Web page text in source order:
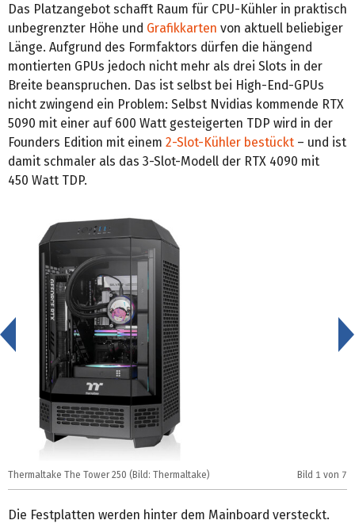
Das Platzangebot schafft Raum für CPU-Kühler in praktisch
unbegrenzter Höhe und Grafikkarten von aktuell beliebiger
Länge. Aufgrund des Formfaktors dürfen die hängend
montierten GPUs jedoch nicht mehr als drei Slots in der
Breite beanspruchen. Das ist selbst bei High-End-GPUs
nicht zwingend ein Problem: Selbst Nvidias kommende RTX
5090 mit einer auf 600 Watt gesteigerten TDP wird in der
Founders Edition mit einem 2-Slot-Kühler bestückt – und ist
damit schmaler als das 3-Slot-Modell der RTX 4090 mit
450 Watt TDP.
Thermaltake The Tower 250 (Bild: Thermaltake) Bild 1 von 7
<
Die Festplatten werden hinter dem Mainboard versteckt.